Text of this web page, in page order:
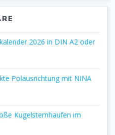
2026 in DIN A2 oder
Polausrichtung mit NINA
Kugelsternhaufen im